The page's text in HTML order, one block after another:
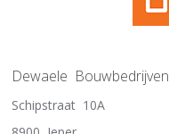
Dewaele Bouwbedrijven
Schipstraat 10A